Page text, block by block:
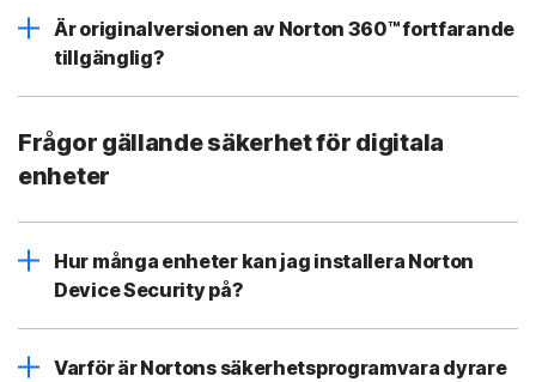
Är originalversionen av Norton 360™ fortfarande
tillgänglig?
Frågor gällande säkerhet för digitala
enheter
Hur många enheter kan jag installera Norton
Device Security på?
Varför är Nortons säkerhetsprogramvara dyrare